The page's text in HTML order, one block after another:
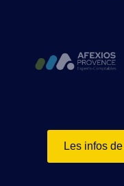
Les infos